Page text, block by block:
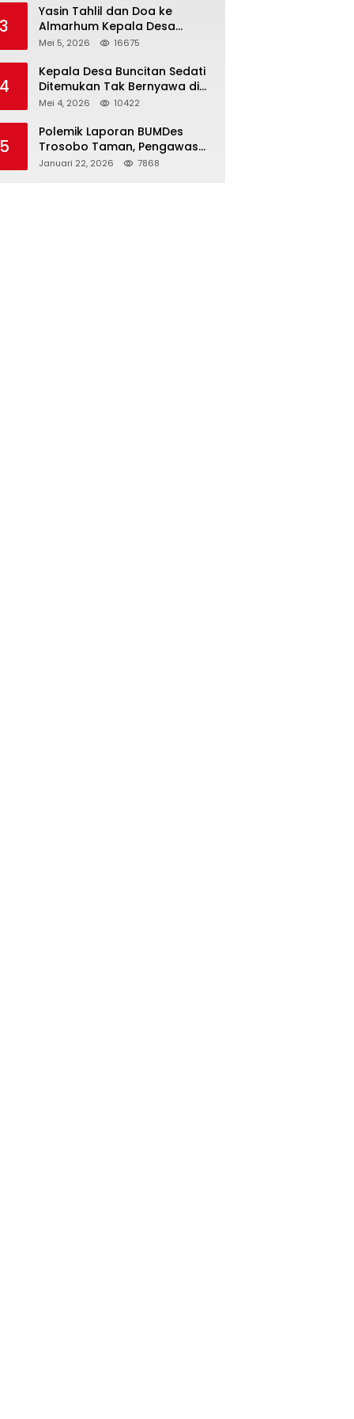
Kapolri
3
Yasin Tahlil dan Doa ke
Almarhum Kepala Desa
Buncitan Digelar Dua Lokasi
Mei 5, 2026 16675
4
Kepala Desa Buncitan Sedati
Ditemukan Tak Bernyawa di
Ruang Kerja, Dugaan Bunuh
Mei 4, 2026 10422
5
Polemik Laporan BUMDes
Trosobo Taman, Pengawas
Walk Out dan Sebut
Januari 22, 2026 7868